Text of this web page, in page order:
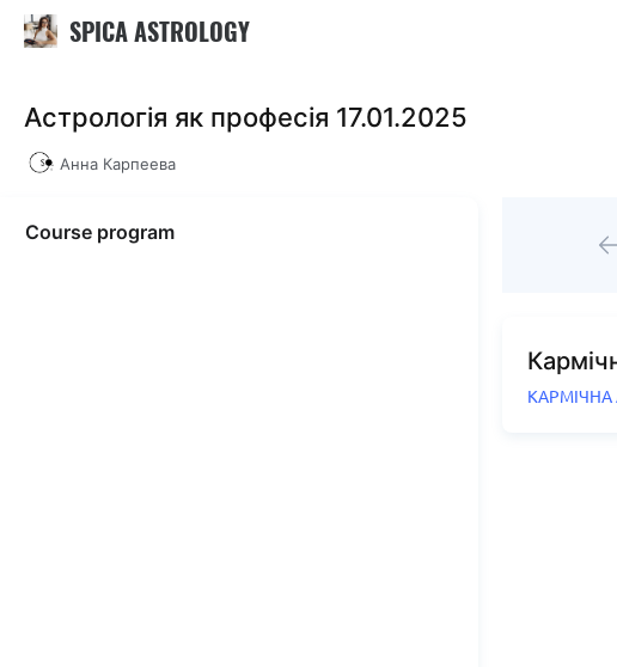
SPICA ASTROLOGY
Астрологія як професія 17.01.2025
Анна Карпеева
Course program
КАРМІЧНА